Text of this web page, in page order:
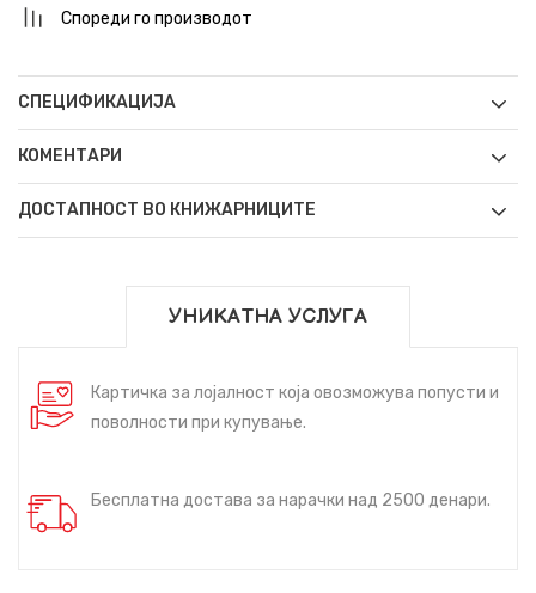
Спореди го производот
СПЕЦИФИКАЦИЈА
КОМЕНТАРИ
ДОСТАПНОСТ ВО КНИЖАРНИЦИТЕ
УНИКАТНА УСЛУГА
Картичка за лојалност која овозможува попусти и
поволности при купување.
Бесплатна достава за нарачки над 2500 денари.